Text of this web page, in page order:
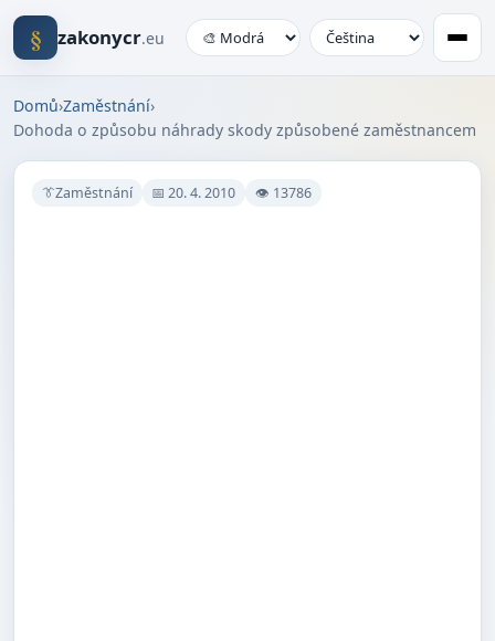
§ zakonycr.eu
Domů›Zaměstnání›
Dohoda o způsobu náhrady skody způsobené zaměstnancem
👔Zaměstnání 📅 20. 4. 2010 👁 13786